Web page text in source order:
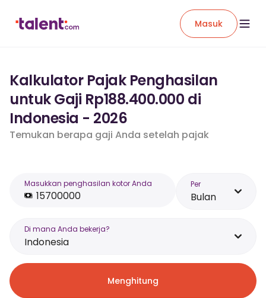
Masuk
Kalkulator Pajak Penghasilan
untuk Gaji Rp188.400.000 di
Indonesia - 2026
Temukan berapa gaji Anda setelah pajak
Masukkan penghasilan kotor Anda Per
Bulan
Di mana Anda bekerja?
Indonesia
Menghitung